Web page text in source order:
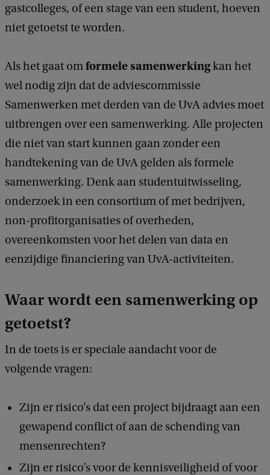
gastcolleges, of een stage van een student, hoeven
niet getoetst te worden.
Als het gaat omformele samenwerkingkan het
wel nodig zijn dat de adviescommissie
Samenwerken met derden van de UvA advies moet
uitbrengen over een samenwerking. Alle projecten
die niet van start kunnen gaan zonder een
handtekening van de UvA gelden als formele
samenwerking. Denk aan studentuitwisseling,
onderzoek in een consortium of met bedrijven,
non-profitorganisaties of overheden,
overeenkomsten voor het delen van data en
eenzijdige financiering van UvA-activiteiten.
Waar wordt een samenwerking op
getoetst?
In de toets is er speciale aandacht voor de
volgende vragen:
Zijn er risico’s dat een project bijdraagt aan een
gewapend conflict of aan de schending van
mensenrechten?
Zijn er risico’s voor de kennisveiligheid of voor